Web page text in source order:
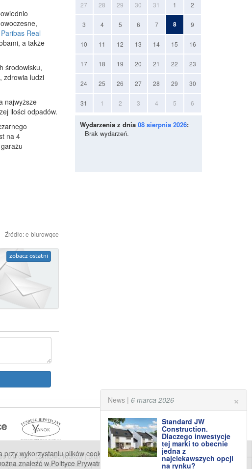
wykorzystaniu plików cookies (tzw. ciasteczek). Jeśli nie wyrażają
znaleźć w Polityce Prywatności. Klikając przycisk „Wyrażam zgodę”
Real
a także
środowisku,
zdrowia ludzi
najwyższe
ilości odpadów.
na 4
Źródło: e-biurowqce
zobacz ostatni
27 28 29 30 31 1 2
3 4 5 6 7 8 9
10 11 12 13 14 15 16
17 18 19 20 21 22 23
24 25 26 27 28 29 30
31 1 2 3 4 5 6
Wydarzenia z dnia 08 sierpnia 2026:
Brak wydarzeń.
×
News | 6 marca 2026
Standard JW
Construction.
Dlaczego inwestycje
tej marki to obecnie
jedna z
najciekawszych opcji
na rynku?
biurowo - użytkowe Kraków |Biurowce Kraków|Biura do wynajęcia
|Biurowce Trójmiasto|Biura do wynajęcia Poznań|Biurowce